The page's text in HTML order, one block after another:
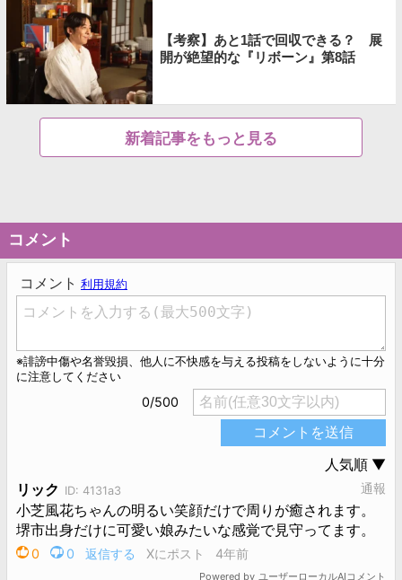
【考察】あと1話で回収できる？ 展
開が絶望的な『リボーン』第8話
新着記事をもっと見る
コメント